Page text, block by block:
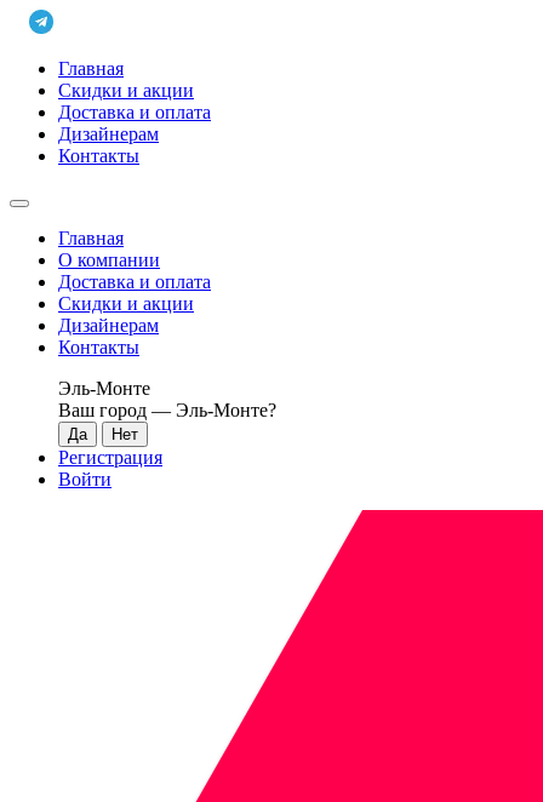
Главная
Скидки и акции
Доставка и оплата
Дизайнерам
Контакты
Главная
О компании
Доставка и оплата
Скидки и акции
Дизайнерам
Контакты
Эль-Монте
Ваш город — Эль-Монте?
Регистрация
Войти